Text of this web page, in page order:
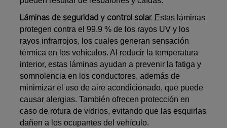
Láminas de seguridad y control solar. Estas láminas
protegen contra el 99.9 % de los rayos UV y los
rayos infrarrojos, los cuales generan sensación
térmica en los vehículos. Al reducir la temperatura
interior, estas láminas ayudan a prevenir la fatiga y
somnolencia en los conductores, además de
minimizar el uso de aire acondicionado, que puede
causar alergias. También ofrecen protección en
caso de rotura de vidrios, evitando que las esquirlas
dañen a los ocupantes del vehículo.